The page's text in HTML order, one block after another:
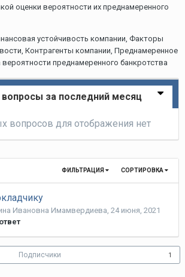
оценки вероятности их преднамеренного
устойчивость компании, Факторы
Контрагенты компании, Преднамеренное
преднамеренного банкротства
за последний месяц
вопросов для отображения нет
СОРТИРОВКА
ФИЛЬТРАЦИЯ
Ивановна Имамвердиева, 24 июня, 2021
ответ
Подписчики 1